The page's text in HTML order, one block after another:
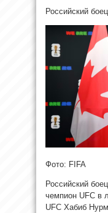
Российский
Фото: FIFA
Российский
чемпион UFC в
UFC Хабиб